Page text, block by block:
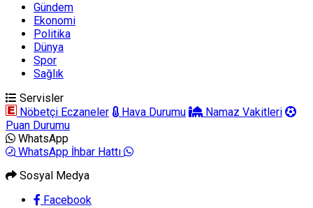
Gündem
Ekonomi
Politika
Dünya
Spor
Sağlık
Servisler
Nöbetçi Eczaneler
Hava Durumu
Namaz Vakitleri
Puan Durumu
WhatsApp
WhatsApp İhbar Hattı
Sosyal Medya
Facebook